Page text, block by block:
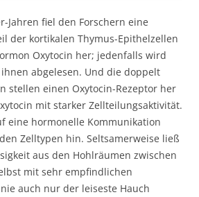
Jahren fiel den Forschern eine
der kortikalen Thymus-Epithelzellen
Oxytocin her; jedenfalls wird
abgelesen. Und die doppelt
stellen einen Oxytocin-Rezeptor her
mit starker Zellteilungsaktivität.
eine hormonelle Kommunikation
Zelltypen hin. Seltsamerweise ließ
aus den Hohlräumen zwischen
mit sehr empfindlichen
auch nur der leiseste Hauch